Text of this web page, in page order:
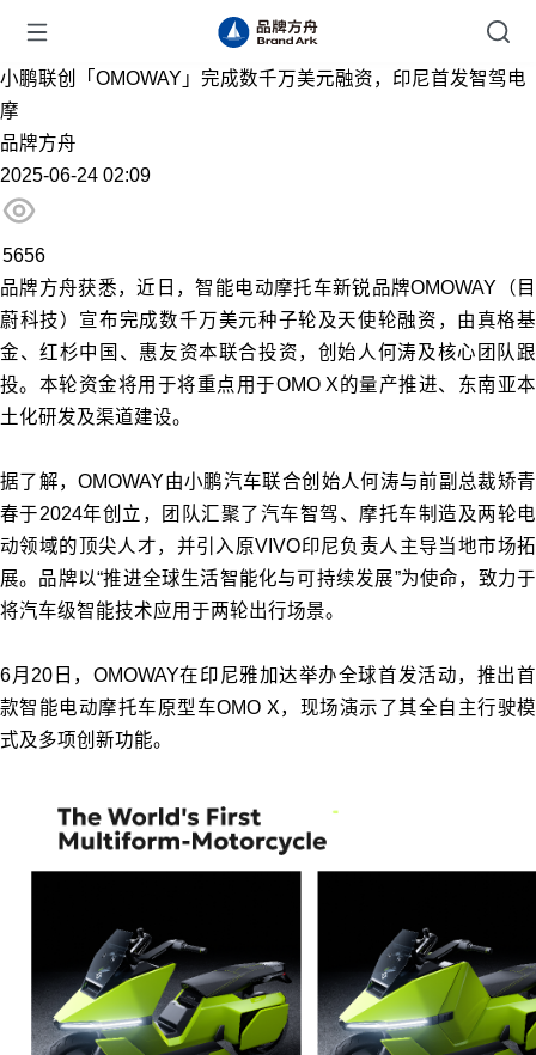
小鹏联创「OMOWAY」完成数千万美元融资，印尼首发智驾电
摩
品牌方舟
2025-06-24 02:09
5656
品牌方舟获悉，近日，智能电动摩托车新锐品牌OMOWAY（目
蔚科技）宣布完成数千万美元种子轮及天使轮融资，由真格基
金、红杉中国、惠友资本联合投资，创始人何涛及核心团队跟
投。本轮资金将用于将重点用于OMO X的量产推进、东南亚本
土化研发及渠道建设。
据了解，OMOWAY由小鹏汽车联合创始人何涛与前副总裁矫青
春于2024年创立，团队汇聚了汽车智驾、摩托车制造及两轮电
动领域的顶尖人才，并引入原VIVO印尼负责人主导当地市场拓
展。品牌以“推进全球生活智能化与可持续发展”为使命，致力于
将汽车级智能技术应用于两轮出行场景。
6月20日，OMOWAY在印尼雅加达举办全球首发活动，推出首
款智能电动摩托车原型车OMO X，现场演示了其全自主行驶模
式及多项创新功能。